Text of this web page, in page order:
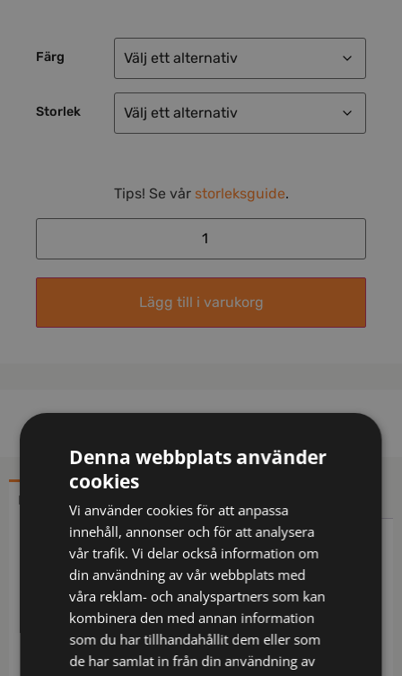
Färg
Storlek
Tips! Se vår storleksguide.
Lägg till i varukorg
BESKRIVNING
Beskrivning
Delvis återvunnet material / Ventilerande
nätmaterial i rygg och över axlar / Reglerbar vidd
med extra dragkedja fram / 2 bröstfickor, den ena
med lock och dold D-ring, den andra med
Denna webbplats använder
cookies
Vi använder cookies för att anpassa
innehåll, annonser och för att analysera
vår trafik. Vi delar också information om
din användning av vår webbplats med
våra reklam- och analyspartners som kan
kombinera den med annan information
som du har tillhandahållit dem eller som
de har samlat in från din användning av